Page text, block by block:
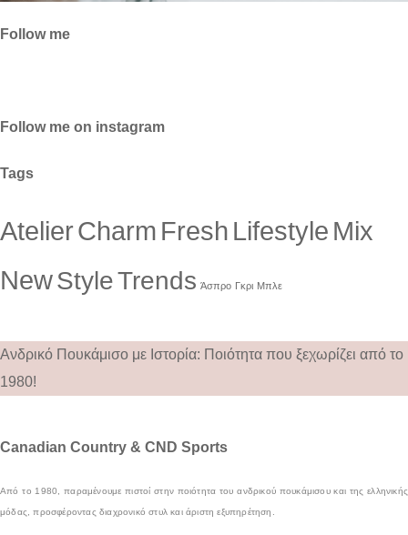
Follow me
Follow me on instagram
Tags
AtelierCharm Fresh Lifestyle Mix
NewStyleTrends Άσπρο Γκρι Μπλε
Ανδρικό Πουκάμισο με Ιστορία: Ποιότητα που ξεχωρίζει από το
1980!
Canadian Country & CND Sports
Από το 1980, παραμένουμε πιστοί στην ποιότητα του ανδρικού πουκάμισου και της ελληνικής
μόδας, προσφέροντας διαχρονικό στυλ και άριστη εξυπηρέτηση.